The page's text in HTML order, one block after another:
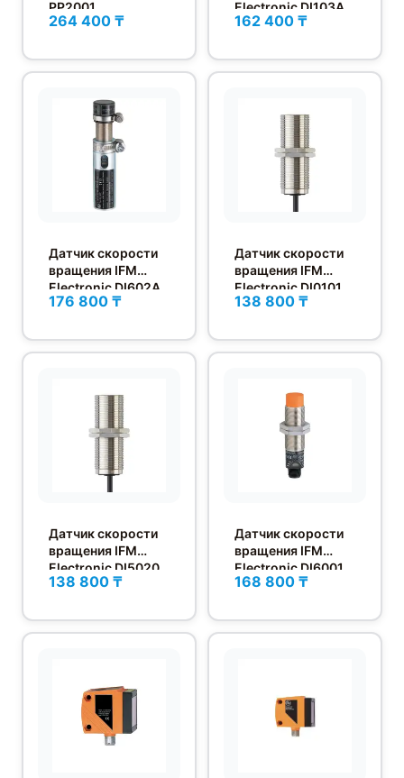
PP2001
264 400 ₸
Electronic DI103A
162 400 ₸
Датчик скорости
вращения IFM
Electronic DI602A
176 800 ₸
Датчик скорости
вращения IFM
Electronic DI0101
138 800 ₸
Датчик скорости
вращения IFM
Electronic DI5020
138 800 ₸
Датчик скорости
вращения IFM
Electronic DI6001
168 800 ₸